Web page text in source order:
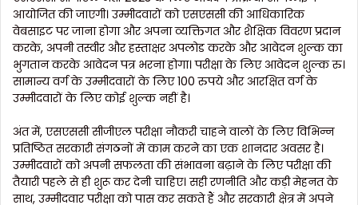
आयोजित की जाएगी। उम्मीदवारों को एसएससी की आधिकारिक
वेबसाइट पर जाना होगा और अपना व्यक्तिगत और शैक्षिक विवरण प्रदान
करके, अपनी तस्वीर और हस्ताक्षर अपलोड करके और आवेदन शुल्क का
भुगतान करके आवेदन पत्र भरना होगा। परीक्षा के लिए आवेदन शुल्क रु।
सामान्य वर्ग के उम्मीदवारों के लिए 100 रुपये और आरक्षित वर्ग के
उम्मीदवारों के लिए कोई शुल्क नहीं है।
अंत में, एसएससी सीजीएल परीक्षा नौकरी चाहने वालों के लिए विभिन्न
प्रतिष्ठित सरकारी संगठनों में काम करने का एक शानदार अवसर है।
उम्मीदवारों को अपनी सफलता की संभावना बढ़ाने के लिए परीक्षा की
तैयारी पहले से ही शुरू कर देनी चाहिए। सही रणनीति और कड़ी मेहनत के
साथ, उम्मीदवार परीक्षा को पास कर सकते हैं और सरकारी क्षेत्र में अपने